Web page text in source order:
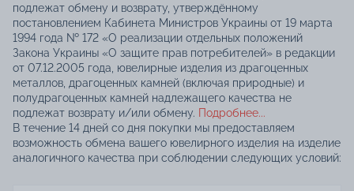
подлежат обмену и возврату, утверждённому
постановлением Кабинета Министров Украины от 19 марта
1994 года № 172 «О реализации отдельных положений
Закона Украины «О защите прав потребителей» в редакции
от 07.12.2005 года, ювелирные изделия из драгоценных
металлов, драгоценных камней (включая природные) и
полудрагоценных камней надлежащего качества не
подлежат возврату и/или обмену. Подробнее...
В течение 14 дней со дня покупки мы предоставляем
возможность обмена вашего ювелирного изделия на изделие
аналогичного качества при соблюдении следующих условий: